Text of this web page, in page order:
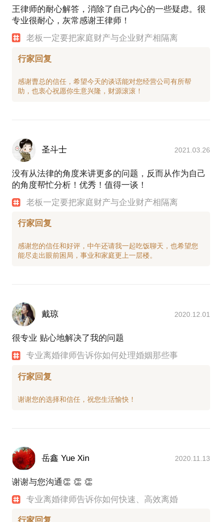
王律师的耐心解答，消除了自己内心的一些疑虑。很
专业很耐心，灰常感谢王律师！
老板一定要把家庭财产与企业财产相隔离
行家回复
感谢曹总的信任，希望今天的谈话能对您经营公司有所帮
圣斗士 2021.03.26
没有从法律的角度来讲更多的问题，反而从作为自己
的角度帮忙分析！优秀！值得一谈！
老板一定要把家庭财产与企业财产相隔离
行家回复
感谢您的信任和好评，中午还请我一起吃饭聊天，也希望您
戴琼 2020.12.01
很专业 贴心地解决了我的问题
专业离婚律师告诉你如何处理婚姻那些事
行家回复
岳鑫 Yue Xin 2020.11.13
谢谢与您沟通👏 👏 👏
专业离婚律师告诉你如何快速、高效离婚